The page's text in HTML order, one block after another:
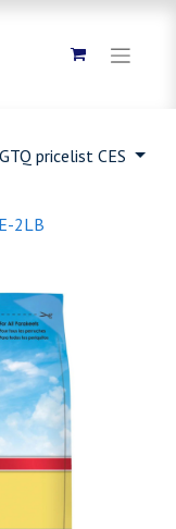
pricelist CES
2LB